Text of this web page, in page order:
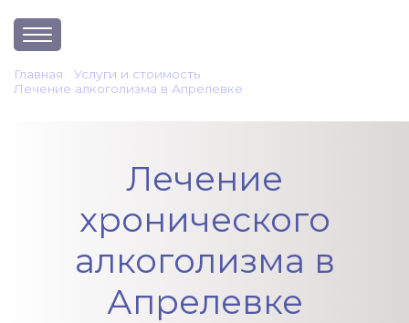
Услуги и стоимость
Главная Услуги и стоимость
Лечение алкоголизма в Апрелевке
Лечение
хронического
алкоголизма в
Апрелевке